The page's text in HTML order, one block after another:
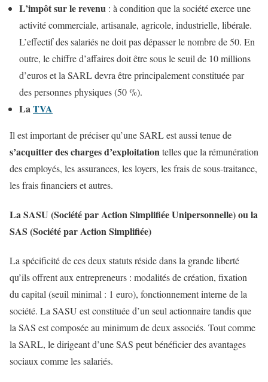
L’impôt sur le revenu : à condition que la société exerce une
activité commerciale, artisanale, agricole, industrielle, libérale.
L’effectif des salariés ne doit pas dépasser le nombre de 50. En
outre, le chiffre d’affaires doit être sous le seuil de 10 millions
d’euros et la SARL devra être principalement constituée par
des personnes physiques (50 %).
LaTVA
Il est important de préciser qu’une SARL est aussi tenue de
s’acquitter des charges d’exploitationtelles que la rémunération
des employés, les assurances, les loyers, les frais de sous-traitance,
les frais financiers et autres.
La SASU (Société par Action Simplifiée Unipersonnelle) ou la
SAS (Société par Action Simplifiée)
La spécificité de ces deux statuts réside dans la grande liberté
qu’ils offrent aux entrepreneurs : modalités de création, fixation
du capital (seuil minimal : 1 euro), fonctionnement interne de la
société. La SASU est constituée d’un seul actionnaire tandis que
la SAS est composée au minimum de deux associés. Tout comme
la SARL, le dirigeant d’une SAS peut bénéficier des avantages
sociaux comme les salariés.